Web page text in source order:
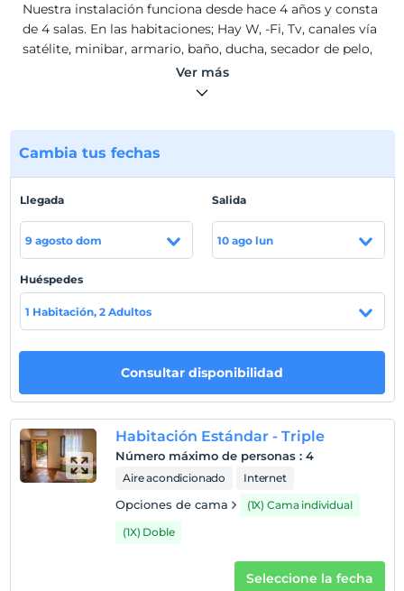
Nuestra instalación funciona desde hace 4 años y consta
de 4 salas. En las habitaciones; Hay W, -Fi, Tv, canales vía
satélite, minibar, armario, baño, ducha, secador de pelo,
agua caliente las 24 horas.
Nuestra instalación funciona desde hace 4 años y consta
satélite, minibar, armario, baño, ducha, secador de pelo,
agua caliente las 24 horas. & Nbsp; Las cascadas de
invitados.
Ubicación
aeropuerto de Kayseri está a 170 km.
Mostrar en el
mapa
Políticas del hotel
Entrada
Después de 12:00
Ver más
Cambia tus fechas
Llegada
9 agosto dom
Salida
10 ago lun
Huéspedes
1 Habitación, 2 Adultos
Consultar disponibilidad
Habitación Estándar - Triple
Número máximo de personas : 4
Aire acondicionado Internet
Opciones de cama
(1X) Cama individual
(1X) Doble
Seleccione la fecha